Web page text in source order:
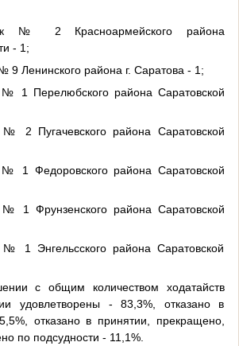
№ 2 Красноармейского района
- 1;
9 Ленинского района г. Саратова - 1;
№ 1 Перелюбского района Саратовской
№ 2 Пугачевского района Саратовской
№ 1 Федоровского района Саратовской
№ 1 Фрунзенского района Саратовской
№ 1 Энгельсского района Саратовской
с общим количеством ходатайств
удовлетворены - 83,3%, отказано в
отказано в принятии, прекращено,
по подсудности - 11,1%.